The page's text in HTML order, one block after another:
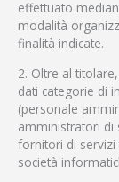
effettuato
modalità
finalità indicate.
2. Oltre al
dati categorie di
(personale
amministratori di
fornitori di servizi
società